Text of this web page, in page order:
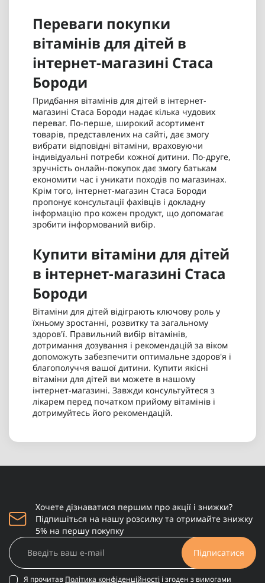
Переваги покупки
вітамінів для дітей в
інтернет-магазині Стаса
Бороди
Придбання вітамінів для дітей в інтернет-
магазині Стаса Бороди надає кілька чудових
переваг. По-перше, широкий асортимент
товарів, представлених на сайті, дає змогу
вибрати відповідні вітаміни, враховуючи
індивідуальні потреби кожної дитини. По-друге,
зручність онлайн-покупок дає змогу батькам
економити час і уникати походів по магазинах.
Крім того, інтернет-магазин Стаса Бороди
пропонує консультації фахівців і докладну
інформацію про кожен продукт, що допомагає
зробити інформований вибір.
Купити вітаміни для дітей
в інтернет-магазині Стаса
Бороди
Вітаміни для дітей відіграють ключову роль у
їхньому зростанні, розвитку та загальному
здоров'ї. Правильний вибір вітамінів,
дотримання дозування і рекомендацій за віком
допоможуть забезпечити оптимальне здоров'я і
благополуччя вашої дитини. Купити якісні
вітаміни для дітей ви можете в нашому
інтернет-магазині. Завжди консультуйтеся з
лікарем перед початком прийому вітамінів і
дотримуйтесь його рекомендацій.
Хочете дізнаватися першим про акції і знижки?
Підпишіться на нашу розсилку та отримайте знижку
5% на першу покупку
Підписатися
Я прочитав Політика конфіденційності і згоден з вимогами